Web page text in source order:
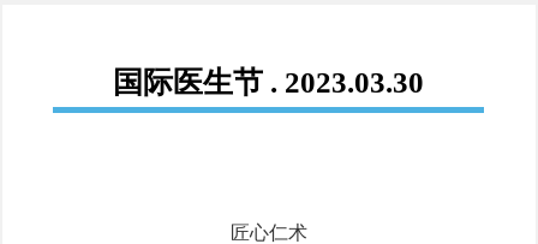
国际医生节 . 2023.03.30
匠心仁术